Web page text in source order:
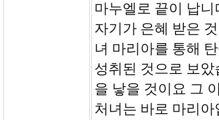
마누엘로 끝이 납
자기가 은혜 받은
녀 마리아를 통해
성취된 것으로 보
을 낳을 것이요 그
처녀는 바로 마리